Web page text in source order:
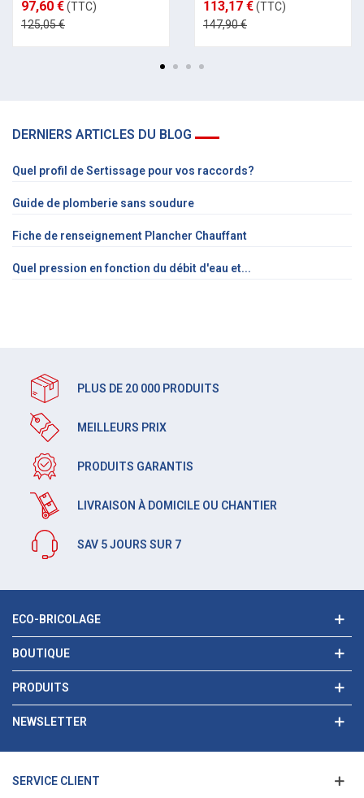
97,60 €(TTC)
125,05 €
113,17 €(TTC)
147,90 €
DERNIERS ARTICLES DU BLOG
Quel profil de Sertissage pour vos raccords?
Guide de plomberie sans soudure
Fiche de renseignement Plancher Chauffant
Quel pression en fonction du débit d'eau et...
PLUS DE 20 000 PRODUITS
MEILLEURS PRIX
PRODUITS GARANTIS
LIVRAISON À DOMICILE OU CHANTIER
SAV 5 JOURS SUR 7
ECO-BRICOLAGE
BOUTIQUE
PRODUITS
NEWSLETTER
SERVICE CLIENT